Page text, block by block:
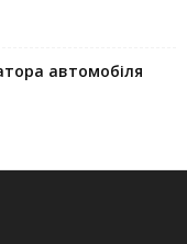
автомобіля